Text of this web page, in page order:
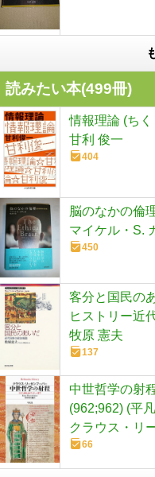
読みたい本(499冊)
情報理論 (ち
甘利 俊一
404
脳のなかの倫
マイケル・S.
450
客分と国民の
ヒストリー近
牧原 憲夫
137
中世哲学の射
(962;962) (平
クラウス・リ
66